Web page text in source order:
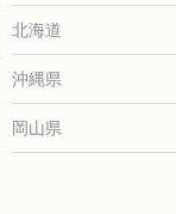
北海道
沖縄県
岡山県